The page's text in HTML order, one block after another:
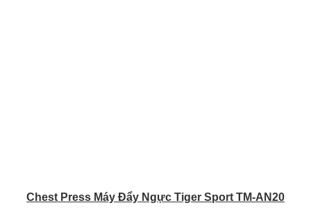
Chest Press Máy Đẩy Ngực Tiger Sport TM-AN20